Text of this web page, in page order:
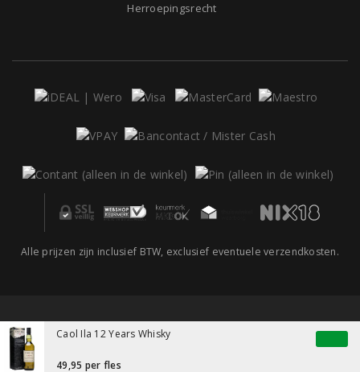
Caol Ila 12 Years Whisky
49,95 per fles
Herroepingsrecht
Alle prijzen zijn inclusief BTW, exclusief eventuele verzendkosten.